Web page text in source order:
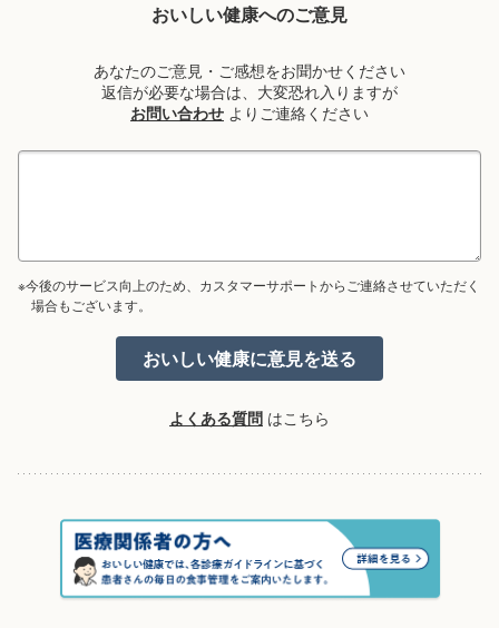
おいしい健康へのご意見
あなたのご意見・ご感想をお聞かせください
返信が必要な場合は、大変恐れ入りますが
お問い合わせ よりご連絡ください
※今後のサービス向上のため、カスタマーサポートからご連絡させていただく
場合もございます。
よくある質問 はこちら